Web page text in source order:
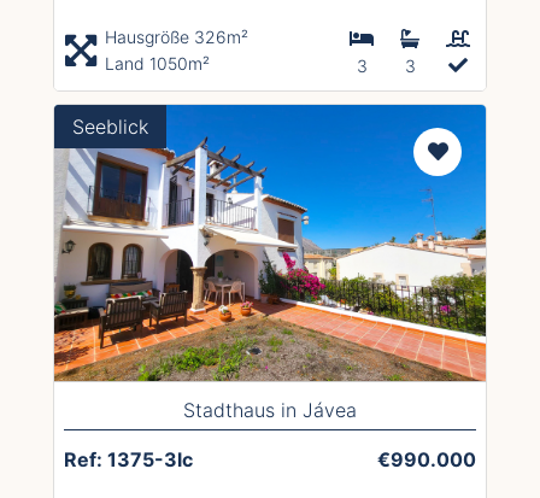
Hausgröße 326m²
Land 1050m²
3 3
Seeblick
Stadthaus in Jávea
Ref: 1375-3lc €990.000